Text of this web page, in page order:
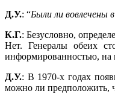
Д.У.: “Были ли вовлечены
К.Г.: Безусловно,
Нет. Генералы обеих
информированностью, на
Д.У.: В 1970-х годах
можно ли предположить,